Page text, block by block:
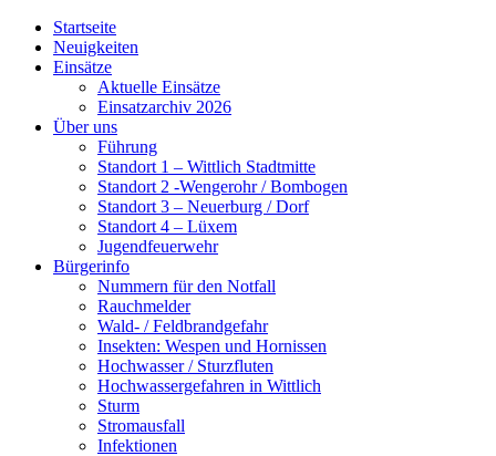
Startseite
Neuigkeiten
Einsätze
Aktuelle Einsätze
Einsatzarchiv 2026
Über uns
Führung
Standort 1 – Wittlich Stadtmitte
Standort 2 -Wengerohr / Bombogen
Standort 3 – Neuerburg / Dorf
Standort 4 – Lüxem
Jugendfeuerwehr
Bürgerinfo
Nummern für den Notfall
Rauchmelder
Wald- / Feldbrandgefahr
Insekten: Wespen und Hornissen
Hochwasser / Sturzfluten
Hochwassergefahren in Wittlich
Sturm
Stromausfall
Infektionen